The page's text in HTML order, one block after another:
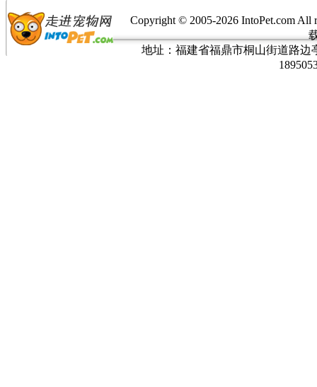
Copyright © 2005-2026 IntoPet.com
地址：福建省福鼎市桐山街道路边